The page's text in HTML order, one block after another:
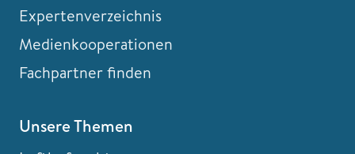
Expertenverzeichnis
Medienkooperationen
Fachpartner finden
Unsere Themen